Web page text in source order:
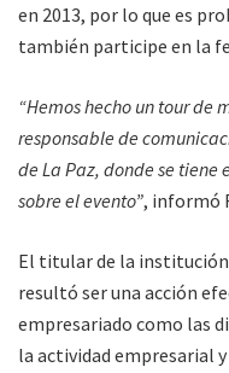
en 2013, por lo que es
también participe en la
“Hemos hecho un tour de
responsable de
de La Paz, donde se tiene
sobre el evento”, informó
El titular de la institución
resultó ser una acción
empresariado como las
la actividad empresarial